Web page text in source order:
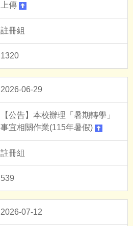
上傳
註冊組
1320
2026-06-29
【公告】本校辦理「暑期轉學」
事宜相關作業(115年暑假)
註冊組
539
2026-07-12